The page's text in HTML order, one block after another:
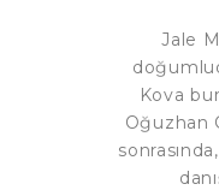
Jale
Kova
Oğuzhan